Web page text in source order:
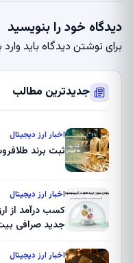
دیدگاه خود را بنویسید
برای نوشتن دیدگاه باید
جدیدترین مطالب
اخبار ارز دیجیتال
ثبت برند
اخبار ارز دیجیتال
کسب درآمد از
جدید صرافی
اخبار ارز دیجیتال